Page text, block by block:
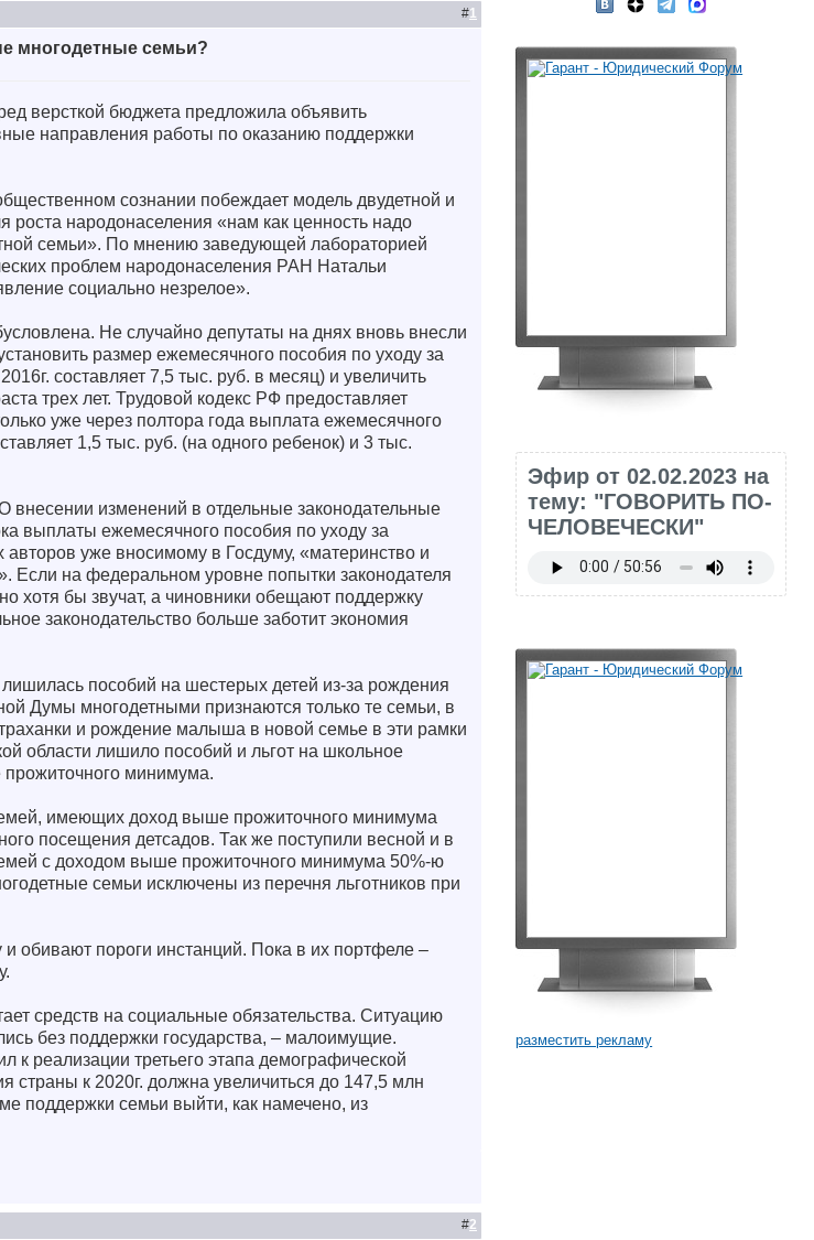
#1
многодетные семьи?
версткой бюджета предложила объявить
направления работы по оказанию поддержки
сознании побеждает модель двудетной и
народонаселения «нам как ценность надо
семьи». По мнению заведующей лабораторией
проблем народонаселения РАН Натальи
социально незрелое».
Не случайно депутаты на днях вновь внесли
размер ежемесячного пособия по уходу за
составляет 7,5 тыс. руб. в месяц) и увеличить
трех лет. Трудовой кодекс РФ предоставляет
уже через полтора года выплата ежемесячного
1,5 тыс. руб. (на одного ребенок) и 3 тыс.
внесении изменений в отдельные законодательные
выплаты ежемесячного пособия по уходу за
уже вносимому в Госдуму, «материнство и
Если на федеральном уровне попытки законодателя
хотя бы звучат, а чиновники обещают поддержку
законодательство больше заботит экономия
пособий на шестерых детей из-за рождения
Думы многодетными признаются только те семьи, в
и рождение малыша в новой семье в эти рамки
области лишило пособий и льгот на школьное
минимума.
имеющих доход выше прожиточного минимума
посещения детсадов. Так же поступили весной и в
с доходом выше прожиточного минимума 50%-ю
семьи исключены из перечня льготников при
обивают пороги инстанций. Пока в их портфеле –
средств на социальные обязательства. Ситуацию
без поддержки государства, – малоимущие.
к реализации третьего этапа демографической
страны к 2020г. должна увеличиться до 147,5 млн
поддержки семьи выйти, как намечено, из
#2
Эфир от 02.02.2023 на
тему: "ГОВОРИТЬ ПО-
ЧЕЛОВЕЧЕСКИ"
разместить рекламу